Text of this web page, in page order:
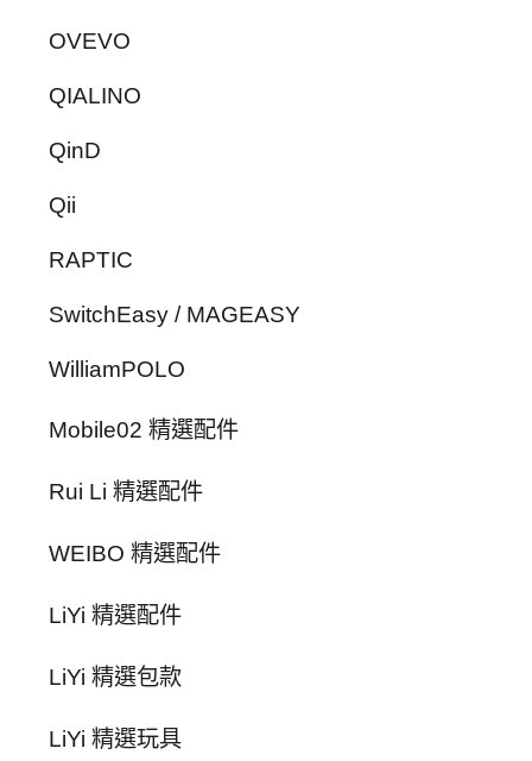
OVEVO
QIALINO
QinD
Qii
RAPTIC
SwitchEasy / MAGEASY
WilliamPOLO
Mobile02 精選配件
Rui Li 精選配件
WEIBO 精選配件
LiYi 精選配件
LiYi 精選包款
LiYi 精選玩具